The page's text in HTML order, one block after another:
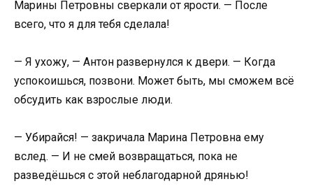
Марины Петровны сверкали от ярости. — После
всего, что я для тебя сделала!
— Я ухожу, — Антон развернулся к двери. — Когда
успокоишься, позвони. Может быть, мы сможем всё
обсудить как взрослые люди.
— Убирайся! — закричала Марина Петровна ему
вслед. — И не смей возвращаться, пока не
разведёшься с этой неблагодарной дрянью!